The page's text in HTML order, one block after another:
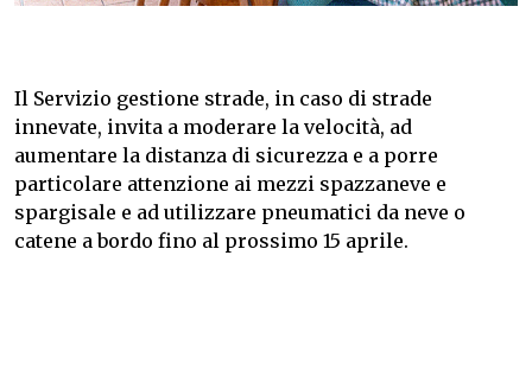
Il Servizio gestione strade, in caso di strade
innevate, invita a moderare la velocità, ad
aumentare la distanza di sicurezza e a porre
particolare attenzione ai mezzi spazzaneve e
spargisale e ad utilizzare pneumatici da neve o
catene a bordo fino al prossimo 15 aprile.